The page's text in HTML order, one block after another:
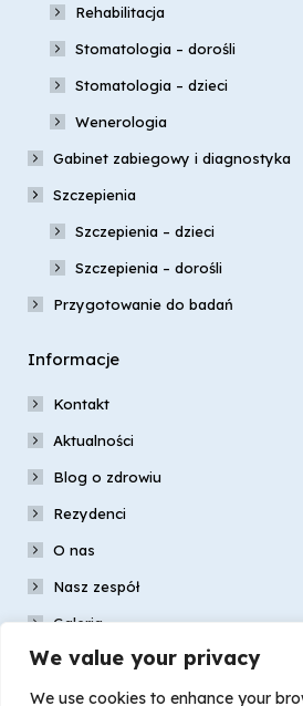
We value your privacy
We use cookies to enhance your
Rehabilitacja
Stomatologia – dorośli
Stomatologia – dzieci
Wenerologia
Gabinet zabiegowy i diagnostyka
Szczepienia
Szczepienia – dzieci
Szczepienia – dorośli
Przygotowanie do badań
Informacje
Kontakt
Aktualności
Blog o zdrowiu
Rezydenci
O nas
Nasz zespół
Galeria
Dokumenty